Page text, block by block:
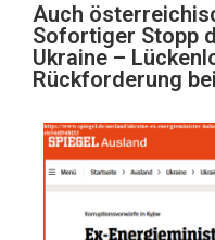
Auch
Sofortiger Stopp
Ukraine –
Rückforderung